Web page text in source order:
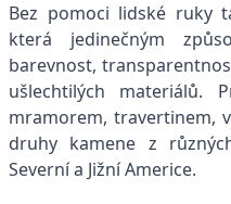
Bez pomoci lidské ruky
která jedinečným
barevnost,
ušlechtilých materiálů.
mramorem, travertinem,
druhy kamene z
Severní a Jižní Americe.